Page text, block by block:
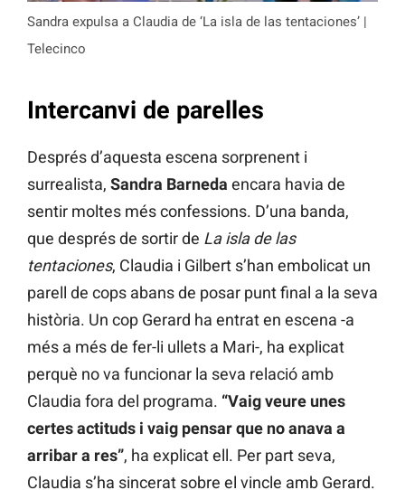
Sandra expulsa a Claudia de ‘La isla de las tentaciones’ |
Telecinco
Intercanvi de parelles
Després d’aquesta escena sorprenent i
surrealista, Sandra Barneda encara havia de
sentir moltes més confessions. D’una banda,
que després de sortir de La isla de las
tentaciones, Claudia i Gilbert s’han embolicat un
parell de cops abans de posar punt final a la seva
història. Un cop Gerard ha entrat en escena -a
més a més de fer-li ullets a Mari-, ha explicat
perquè no va funcionar la seva relació amb
Claudia fora del programa. “Vaig veure unes
certes actituds i vaig pensar que no anava a
arribar a res”, ha explicat ell. Per part seva,
Claudia s’ha sincerat sobre el vincle amb Gerard.